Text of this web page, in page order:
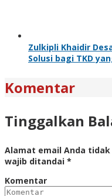
Zulkipli Khaidir
Solusi bagi TKD
Komentar
Tinggalkan
Alamat email Anda
wajib ditandai *
Komentar